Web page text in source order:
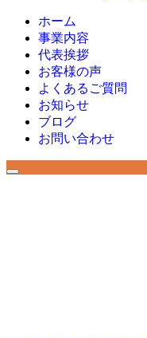
ホーム
事業内容
代表挨拶
お客様の声
よくあるご質問
お知らせ
ブログ
お問い合わせ